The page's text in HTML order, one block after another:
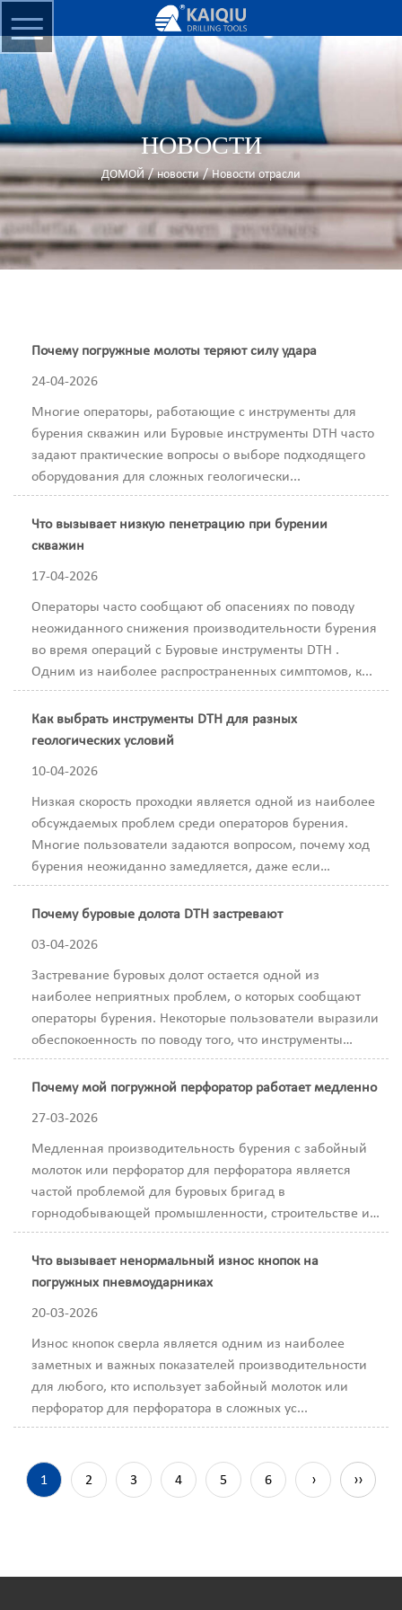
НОВОСТИ
ДОМОЙ/новости/Новости отрасли
Почему погружные молоты теряют силу удара
24-04-2026
Многие операторы, работающие с инструменты для
бурения скважин или Буровые инструменты DTH часто
задают практические вопросы о выборе подходящего
оборудования для сложных геологически...
Что вызывает низкую пенетрацию при бурении
скважин
17-04-2026
Операторы часто сообщают об опасениях по поводу
неожиданного снижения производительности бурения
во время операций с Буровые инструменты DTH .
Одним из наиболее распространенных симптомов, к...
Как выбрать инструменты DTH для разных
геологических условий
10-04-2026
Низкая скорость проходки является одной из наиболее
обсуждаемых проблем среди операторов бурения.
Многие пользователи задаются вопросом, почему ход
бурения неожиданно замедляется, даже если
кажется...
Почему буровые долота DTH застревают
03-04-2026
Застревание буровых долот остается одной из
наиболее неприятных проблем, о которых сообщают
операторы бурения. Некоторые пользователи выразили
обеспокоенность по поводу того, что инструменты
могут ...
Почему мой погружной перфоратор работает медленно
27-03-2026
Медленная производительность бурения с забойный
молоток или перфоратор для перфоратора является
частой проблемой для буровых бригад в
горнодобывающей промышленности, строительстве и
н...
Что вызывает ненормальный износ кнопок на
погружных пневмоударниках
20-03-2026
Износ кнопок сверла является одним из наиболее
заметных и важных показателей производительности
для любого, кто использует забойный молоток или
перфоратор для перфоратора в сложных ус...
1 2 3 4 5 6 › ››